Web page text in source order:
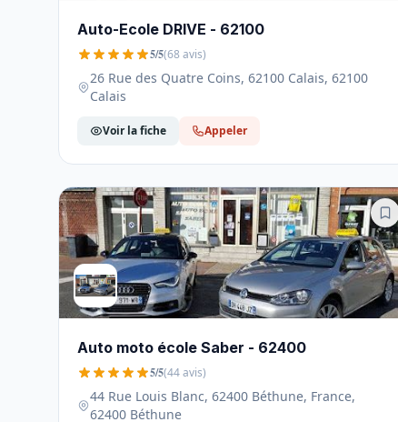
Auto-Ecole DRIVE - 62100
5/5(68 avis)
26 Rue des Quatre Coins, 62100 Calais, 62100
Calais
Voir la fiche Appeler
Auto moto école Saber - 62400
5/5(44 avis)
44 Rue Louis Blanc, 62400 Béthune, France,
62400 Béthune